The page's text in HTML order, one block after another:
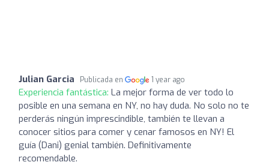
Julian Garcia Publicada en 1 year ago
Experiencia fantástica: La mejor forma de ver todo lo
posible en una semana en NY, no hay duda. No solo no te
perderás ningún imprescindible, también te llevan a
conocer sitios para comer y cenar famosos en NY! El
guía (Dani) genial también. Definitivamente
recomendable.